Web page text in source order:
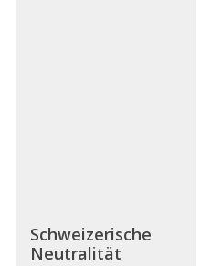
Schweizerische
Neutralität